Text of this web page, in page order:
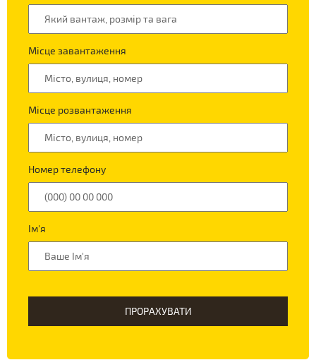
Місце завантаження
Місце розвантаження
Номер телефону
Ім'я
ПРОРАХУВАТИ